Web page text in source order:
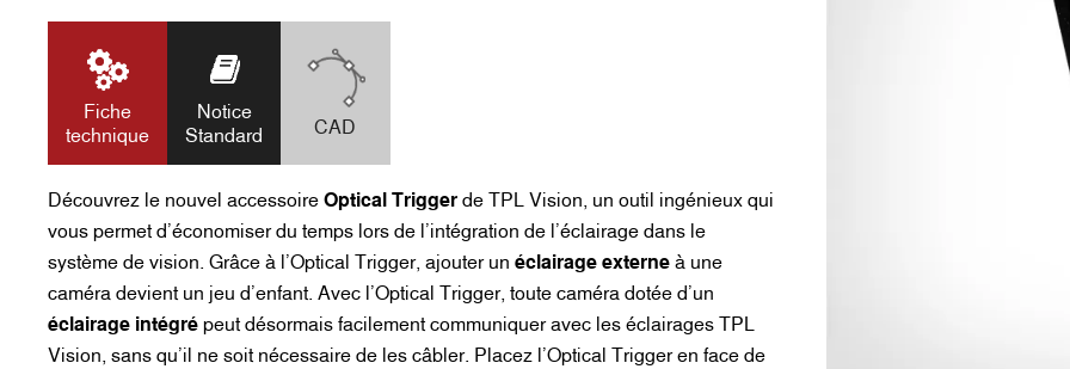
Fiche
technique
Notice
Standard
CAD
Découvrez le nouvel accessoire Optical Trigger de TPL Vision, un outil ingénieux qui
vous permet d’économiser du temps lors de l’intégration de l’éclairage dans le
système de vision. Grâce à l’Optical Trigger, ajouter un éclairage externe à une
caméra devient un jeu d’enfant. Avec l’Optical Trigger, toute caméra dotée d’un
éclairage intégré peut désormais facilement communiquer avec les éclairages TPL
Vision, sans qu’il ne soit nécessaire de les câbler. Placez l’Optical Trigger en face de